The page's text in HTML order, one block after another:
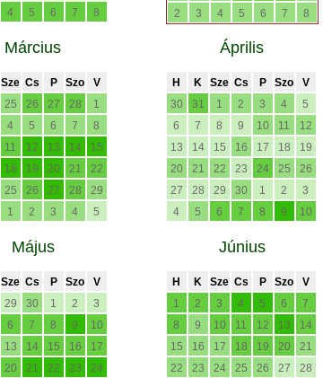
4 5 6 7 8
2
3 4 5 6 7 8
Március
Sze Cs P Szo
V
25 26 27 28
1
4 5 6 7
8
11 12 13 14
15
18 19 20 21
22
25 26 27 28
29
1 2 3 4 5
Április
H K Sze Cs P Szo
V
30
31 1 2 3 4
5
6
7 8 9 10 11
12
13
14 15 16 17 18
19
20
21 22 23 24 25
26
27
28 29 30 1 2
3
4
5 6 7 8 9 10
Május
Sze Cs P Szo
V
29 30 1 2
3
6 7 8 9
10
13 14 15 16
17
20 21 22 23
24
Június
H K Sze Cs P Szo
V
1
2 3 4 5 6
7
8
9 10 11 12 13
14
15
16 17 18 19 20
21
22
23 24 25 26 27
28